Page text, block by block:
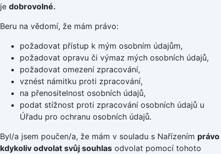
je dobrovolné.
Beru na vědomí, že mám právo:
požadovat přístup k mým osobním údajům,
požadovat opravu či výmaz mých osobních údajů,
požadovat omezení zpracování,
vznést námitku proti zpracování,
na přenositelnost osobních údajů,
podat stížnost proti zpracování osobních údajů u
Úřadu pro ochranu osobních údajů.
Byl/a jsem poučen/a, že mám v souladu s Nařízením právo
kdykoliv odvolat svůj souhlas odvolat pomocí tohoto